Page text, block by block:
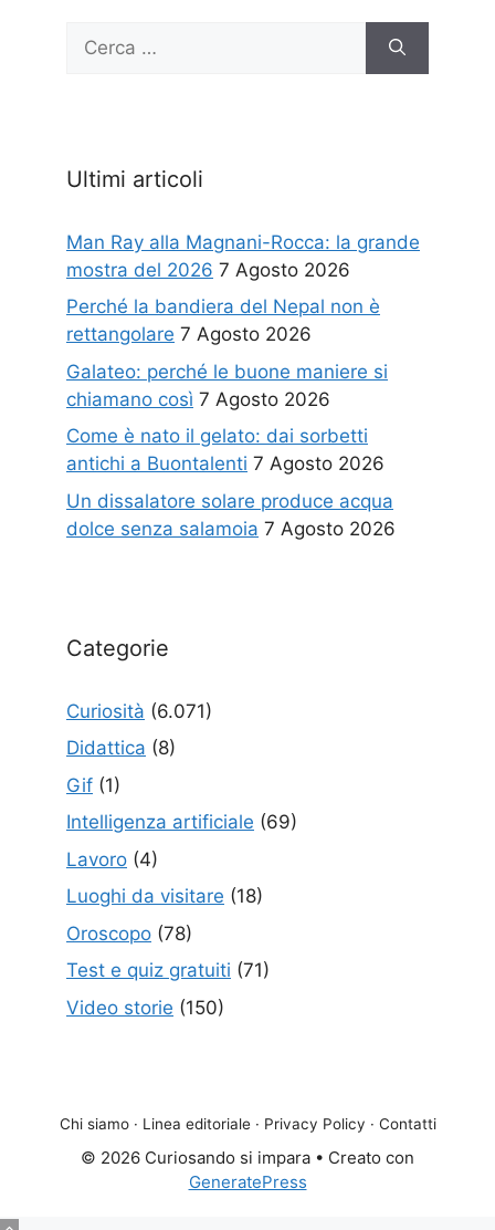
per:
Ultimi articoli
Man Ray alla Magnani-Rocca: la grande
mostra del 2026 7 Agosto 2026
Perché la bandiera del Nepal non è
rettangolare 7 Agosto 2026
Galateo: perché le buone maniere si
chiamano così 7 Agosto 2026
Come è nato il gelato: dai sorbetti
antichi a Buontalenti 7 Agosto 2026
Un dissalatore solare produce acqua
dolce senza salamoia 7 Agosto 2026
Categorie
Curiosità (6.071)
Didattica (8)
Gif (1)
Intelligenza artificiale (69)
Lavoro (4)
Luoghi da visitare (18)
Oroscopo (78)
Test e quiz gratuiti (71)
Video storie (150)
Chi siamo · Linea editoriale · Privacy Policy · Contatti
© 2026 Curiosando si impara • Creato con
GeneratePress